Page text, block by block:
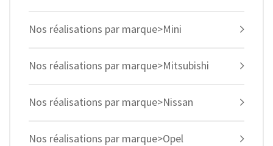
Nos réalisations par marque>Mini
Nos réalisations par marque>Mitsubishi
Nos réalisations par marque>Nissan
Nos réalisations par marque>Opel